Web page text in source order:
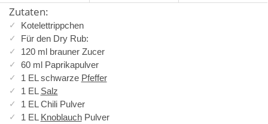
Zutaten:
Kotelettrippchen
Für den Dry Rub:
120 ml brauner Zucer
60 ml Paprikapulver
1 EL schwarze Pfeffer
1 EL Salz
1 EL Chili Pulver
1 EL KnoblauchPulver